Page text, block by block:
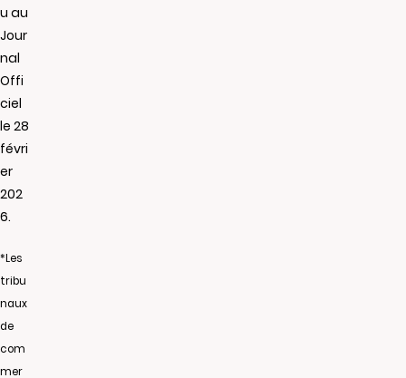
u au
Jour
nal
Offi
ciel
le 28
févri
er
202
6.
*Les
tribu
naux
de
com
mer